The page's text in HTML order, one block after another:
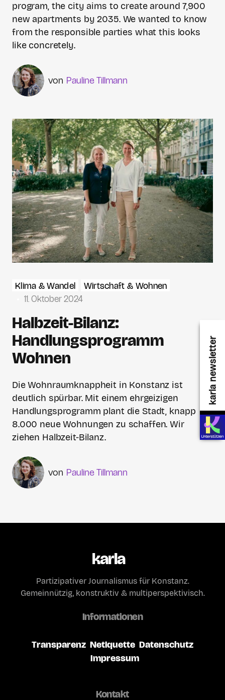
karla newsletter
program, the city aims to create around 7,900
new apartments by 2035. We wanted to know
from the responsible parties what this looks
like concretely.
Pauline Tillmann
Klima & Wandel
Wirtschaft & Wohnen
11. Oktober 2024
Halbzeit-Bilanz:
Handlungsprogramm
Wohnen
Die Wohnraumknappheit in Konstanz ist
deutlich spürbar. Mit einem ehrgeizigen
Handlungsprogramm plant die Stadt, knapp
8.000 neue Wohnungen zu schaffen. Wir
ziehen Halbzeit-Bilanz.
Pauline Tillmann
karla
Partizipativer Journalismus für Konstanz.
Gemeinnützig, konstruktiv & multiperspektivisch.
Informationen
Transparenz Netiquette Datenschutz
Impressum
Kontakt